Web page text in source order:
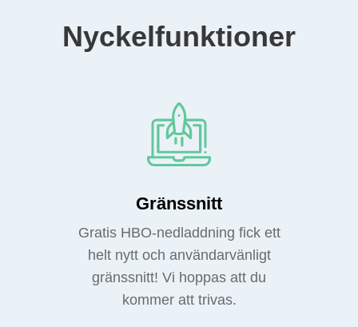
Nyckelfunktioner
Gränssnitt
Gratis HBO-nedladdning fick ett
helt nytt och användarvänligt
gränssnitt! Vi hoppas att du
kommer att trivas.